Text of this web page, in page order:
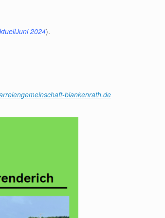
2024
blankenrath.de